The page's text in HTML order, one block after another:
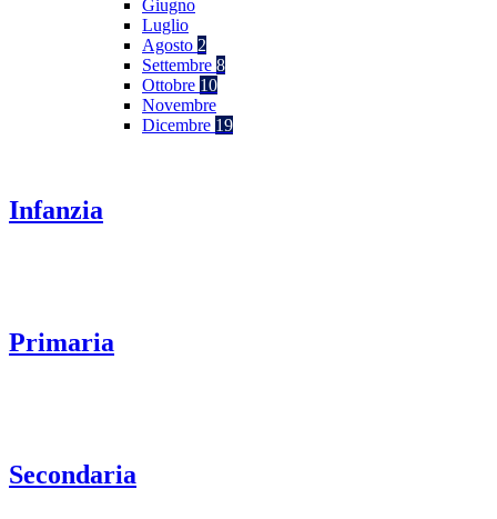
Giugno
Luglio
Agosto 2
Settembre 8
Ottobre 10
Novembre
Dicembre 19
Infanzia
Primaria
Secondaria